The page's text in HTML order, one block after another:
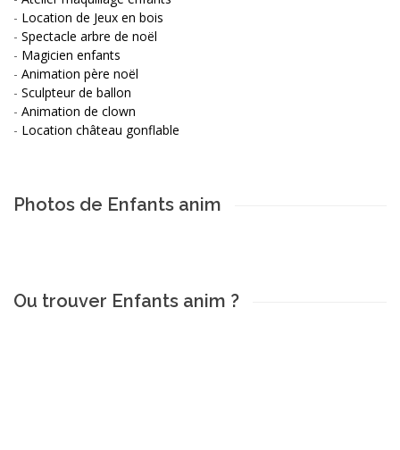
- Location de Jeux en bois
- Spectacle arbre de noël
- Magicien enfants
- Animation père noël
- Sculpteur de ballon
- Animation de clown
- Location château gonflable
Photos de Enfants anim
Ou trouver Enfants anim ?